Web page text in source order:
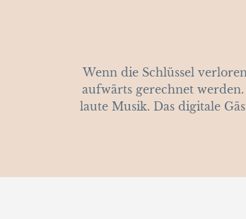
Wenn die Schlüssel
aufwärts gerechnet
laute Musik. Das digitale